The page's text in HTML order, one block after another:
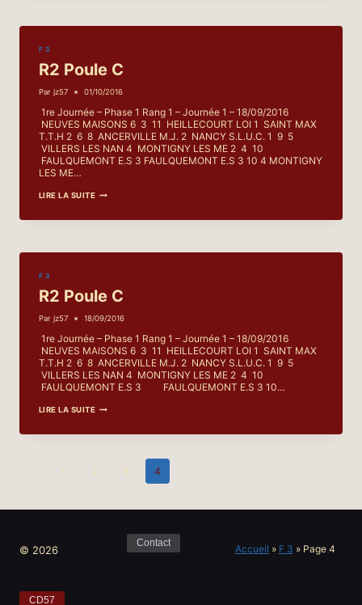
F 3
R2 Poule C
Par jz57 01/10/2016
1re Journée – Phase 1 Rang 1 – Journée 1 – 18/09/2016
NEUVES MAISONS 6 3 11 HEILLECOURT LOI 1 SAINT MAX
T.T.H 2 6 8 ANCERVILLE M.J. 2 NANCY S.L.U.C. 1 9 5
VILLERS LES NAN 4 MONTIGNY LES ME 2 4 10
FAULQUEMONT E.S 3 FAULQUEMONT E.S 3 10 4 MONTIGNY
LES ME…
LIRE LA SUITER2
POULE
F 3
R2 Poule C
Par jz57 18/09/2016
1re Journée – Phase 1 Rang 1 – Journée 1 – 18/09/2016
NEUVES MAISONS 6 3 11 HEILLECOURT LOI 1 SAINT MAX
T.T.H 2 6 8 ANCERVILLE M.J. 2 NANCY S.L.U.C. 1 9 5
VILLERS LES NAN 4 MONTIGNY LES ME 2 4 10
FAULQUEMONT E.S 3 FAULQUEMONT E.S 3 10…
LIRE LA SUITER2
POULE
Navigation
page
Page
1 2 3 4
© 2026
Contact
Accueil » F 3 »Page 4
CD57